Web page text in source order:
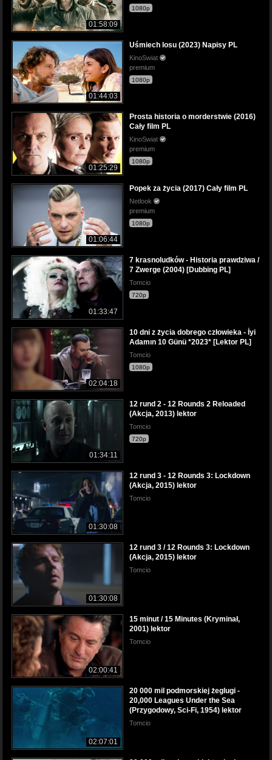
01:58:09
1080p
01:44:03
Uśmiech losu (2023) Napisy PL
KinoSwiat
premium
1080p
01:25:29
Prosta historia o morderstwie (2016)
Cały film PL
KinoSwiat
premium
1080p
01:06:44
Popek za życia (2017) Cały film PL
Netlook
premium
1080p
01:33:47
7 krasnoludków - Historia prawdziwa /
7 Zwerge (2004) [Dubbing PL]
Tomcio
720p
02:04:18
10 dni z życia dobrego człowieka - İyi
Adamın 10 Günü *2023* [Lektor PL]
Tomcio
1080p
01:34:11
12 rund 2 - 12 Rounds 2 Reloaded
(Akcja, 2013) lektor
Tomcio
720p
01:30:08
12 rund 3 - 12 Rounds 3: Lockdown
(Akcja, 2015) lektor
Tomcio
01:30:08
12 rund 3 / 12 Rounds 3: Lockdown
(Akcja, 2015) lektor
Tomcio
02:00:41
15 minut / 15 Minutes (Kryminał,
2001) lektor
Tomcio
02:07:01
20 000 mil podmorskiej żeglugi -
20,000 Leagues Under the Sea
(Przygodowy, Sci-Fi, 1954) lektor
Tomcio